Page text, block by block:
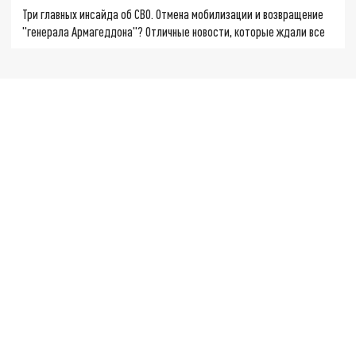
Три главных инсайда об СВО. Отмена мобилизации и возвращение
"генерала Армагеддона"? Отличные новости, которые ждали все